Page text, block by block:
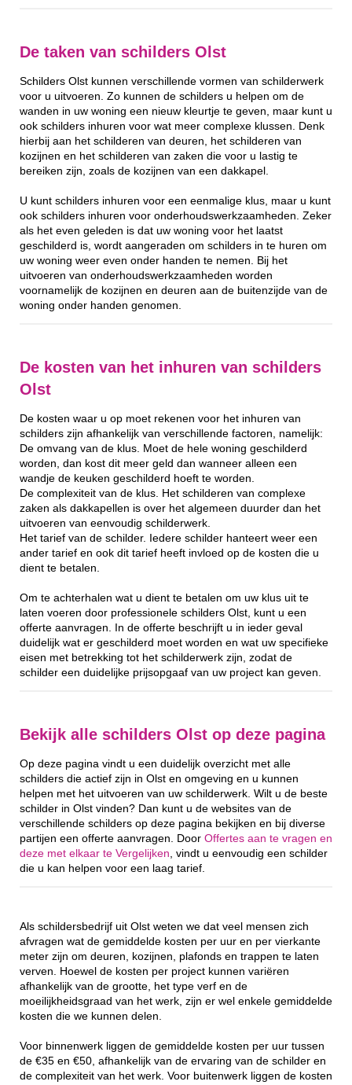
De taken van schilders Olst
Schilders Olst kunnen verschillende vormen van schilderwerk
voor u uitvoeren. Zo kunnen de schilders u helpen om de
wanden in uw woning een nieuw kleurtje te geven, maar kunt u
ook schilders inhuren voor wat meer complexe klussen. Denk
hierbij aan het schilderen van deuren, het schilderen van
kozijnen en het schilderen van zaken die voor u lastig te
bereiken zijn, zoals de kozijnen van een dakkapel.
U kunt schilders inhuren voor een eenmalige klus, maar u kunt
ook schilders inhuren voor onderhoudswerkzaamheden. Zeker
als het even geleden is dat uw woning voor het laatst
geschilderd is, wordt aangeraden om schilders in te huren om
uw woning weer even onder handen te nemen. Bij het
uitvoeren van onderhoudswerkzaamheden worden
voornamelijk de kozijnen en deuren aan de buitenzijde van de
woning onder handen genomen.
De kosten van het inhuren van schilders
Olst
De kosten waar u op moet rekenen voor het inhuren van
schilders zijn afhankelijk van verschillende factoren, namelijk:
De omvang van de klus. Moet de hele woning geschilderd
worden, dan kost dit meer geld dan wanneer alleen een
wandje de keuken geschilderd hoeft te worden.
De complexiteit van de klus. Het schilderen van complexe
zaken als dakkapellen is over het algemeen duurder dan het
uitvoeren van eenvoudig schilderwerk.
Het tarief van de schilder. Iedere schilder hanteert weer een
ander tarief en ook dit tarief heeft invloed op de kosten die u
dient te betalen.
Om te achterhalen wat u dient te betalen om uw klus uit te
laten voeren door professionele schilders Olst, kunt u een
offerte aanvragen. In de offerte beschrijft u in ieder geval
duidelijk wat er geschilderd moet worden en wat uw specifieke
eisen met betrekking tot het schilderwerk zijn, zodat de
schilder een duidelijke prijsopgaaf van uw project kan geven.
Bekijk alle schilders Olst op deze pagina
Op deze pagina vindt u een duidelijk overzicht met alle
schilders die actief zijn in Olst en omgeving en u kunnen
helpen met het uitvoeren van uw schilderwerk. Wilt u de beste
schilder in Olst vinden? Dan kunt u de websites van de
verschillende schilders op deze pagina bekijken en bij diverse
partijen een offerte aanvragen. Door Offertes aan te vragen en
deze met elkaar te Vergelijken , vindt u eenvoudig een schilder
die u kan helpen voor een laag tarief.
Als schildersbedrijf uit Olst weten we dat veel mensen zich
afvragen wat de gemiddelde kosten per uur en per vierkante
meter zijn om deuren, kozijnen, plafonds en trappen te laten
verven. Hoewel de kosten per project kunnen variëren
afhankelijk van de grootte, het type verf en de
moeilijkheidsgraad van het werk, zijn er wel enkele gemiddelde
kosten die we kunnen delen.
Voor binnenwerk liggen de gemiddelde kosten per uur tussen
de €35 en €50, afhankelijk van de ervaring van de schilder en
de complexiteit van het werk. Voor buitenwerk liggen de kosten